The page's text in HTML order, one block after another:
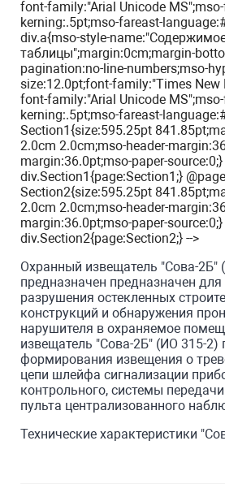
font-family:"Arial Unicode
kerning:.5pt;mso-fareast-
div.a{mso-style-
таблицы";margin:0cm;margin-
pagination:no-line-numbers;mso-
size:12.0pt;font-family:"Times New
font-family:"Arial Unicode
kerning:.5pt;mso-fareast-
Section1{size:595.25pt
2.0cm 2.0cm;mso-header-
margin:36.0pt;mso-paper-source:0;}
div.Section1{page:Section1;} @page
Section2{size:595.25pt
2.0cm 2.0cm;mso-header-
margin:36.0pt;mso-paper-source:0;}
div.Section2{page:Section2;} -->
Охранный извещатель "Сова-2Б"
предназначен предназначен
разрушения остекленных
конструкций и обнаружения
нарушителя в охраняемое
извещатель "Сова-2Б" (ИО 315-2)
формирования извещения о
цепи шлейфа сигнализации
контрольного, системы
пульта централизованного
Технические характеристики